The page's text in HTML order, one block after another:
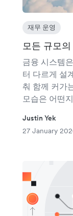
재무 운영
모든 규모
금융 시스템
터 다르게 설
춰 함께 커가
모습은 어떤
Justin Yek
27 January